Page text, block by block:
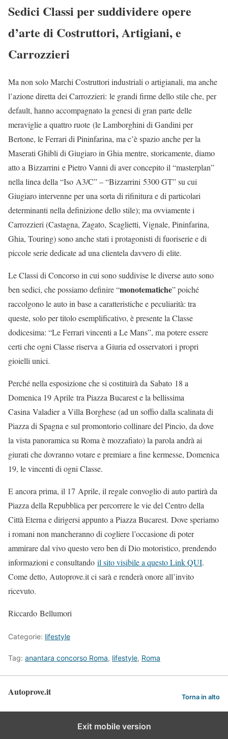
Sedici Classi per suddividere opere
d’arte di Costruttori, Artigiani, e
Carrozzieri
Ma non solo Marchi Costruttori industriali o artigianali, ma anche
l’azione diretta dei Carrozzieri: le grandi firme dello stile che, per
default, hanno accompagnato la genesi di gran parte delle
meraviglie a quattro ruote (le Lamborghini di Gandini per
Bertone, le Ferrari di Pininfarina, ma c’è spazio anche per la
Maserati Ghibli di Giugiaro in Ghia mentre, storicamente, diamo
atto a Bizzarrini e Pietro Vanni di aver concepito il “masterplan”
nella linea della “Iso A3/C” – “Bizzarrini 5300 GT” su cui
Giugiaro intervenne per una sorta di rifinitura e di particolari
determinanti nella definizione dello stile); ma ovviamente i
Carrozzieri (Castagna, Zagato, Scaglietti, Vignale, Pininfarina,
Ghia, Touring) sono anche stati i protagonisti di fuoriserie e di
piccole serie dedicate ad una clientela davvero di elite.
Le Classi di Concorso in cui sono suddivise le diverse auto sono
ben sedici, che possiamo definire “monotematiche” poiché
raccolgono le auto in base a caratteristiche e peculiarità: tra
queste, solo per titolo esemplificativo, è presente la Classe
dodicesima: “Le Ferrari vincenti a Le Mans”, ma potere essere
certi che ogni Classe riserva a Giuria ed osservatori i propri
gioielli unici.
Perché nella esposizione che si costituirà da Sabato 18 a
Domenica 19 Aprile tra Piazza Bucarest e la bellissima
Casina Valadier a Villa Borghese (ad un soffio dalla scalinata di
Piazza di Spagna e sul promontorio collinare del Pincio, da dove
la vista panoramica su Roma è mozzafiato) la parola andrà ai
giurati che dovranno votare e premiare a fine kermesse, Domenica
19, le vincenti di ogni Classe.
E ancora prima, il 17 Aprile, il regale convoglio di auto partirà da
Piazza della Repubblica per percorrere le vie del Centro della
Città Eterna e dirigersi appunto a Piazza Bucarest. Dove speriamo
i romani non mancheranno di cogliere l’occasione di poter
ammirare dal vivo questo vero ben di Dio motoristico, prendendo
informazioni e consultando il sito visibile a questo Link QUI.
Come detto, Autoprove.it ci sarà e renderà onore all’invito
ricevuto.
Riccardo Bellumori
Categorie: lifestyle
Tag: anantara concorso Roma, lifestyle, Roma
Autoprove.it Torna in alto
Exit mobile version